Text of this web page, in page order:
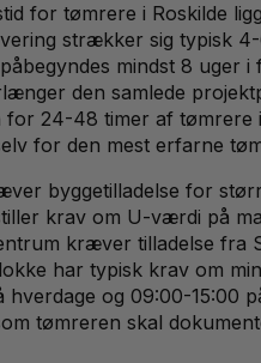
for tømrere i Roskilde
strækker sig typisk
mindst 8
den samlede
for 24-48 timer af
for den mest erfarne
byggetilladelse for
krav om U-værdi på
kræver tilladelse fra
har typisk krav om
hverdage og 09:00-
tømreren skal